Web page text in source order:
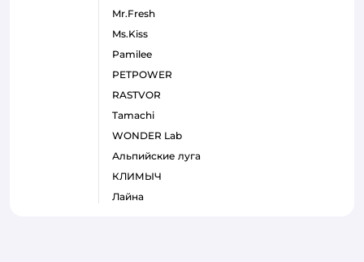
Mr.Fresh
Ms.Kiss
Pamilee
PETPOWER
RASTVOR
Tamachi
WONDER Lab
Альпийские луга
КЛИМЫЧ
Лайна